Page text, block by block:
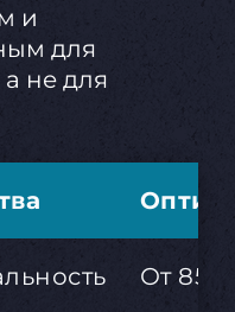
и
для
не для
От 85